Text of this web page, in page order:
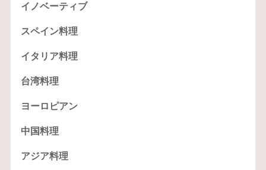
イノベーティブ
スペイン料理
イタリア料理
台湾料理
ヨーロピアン
中国料理
アジア料理